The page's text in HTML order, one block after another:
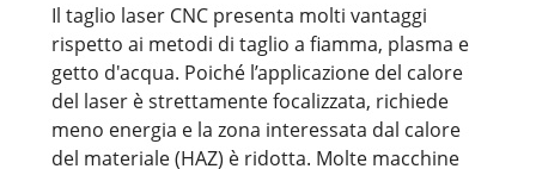
Il taglio laser CNC presenta molti vantaggi
rispetto ai metodi di taglio a fiamma, plasma e
getto d'acqua. Poiché l’applicazione del calore
del laser è strettamente focalizzata, richiede
meno energia e la zona interessata dal calore
del materiale (HAZ) è ridotta. Molte macchine